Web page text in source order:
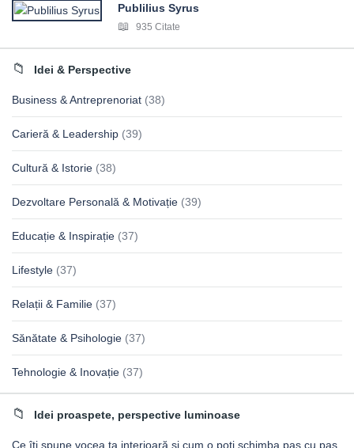
Publilius Syrus
935 Citate
Idei & Perspective
Business & Antreprenoriat (38)
Carieră & Leadership (39)
Cultură & Istorie (38)
Dezvoltare Personală & Motivație (39)
Educație & Inspirație (37)
Lifestyle (37)
Relații & Familie (37)
Sănătate & Psihologie (37)
Tehnologie & Inovație (37)
Idei proaspete, perspective luminoase
Ce îți spune vocea ta interioară și cum o poți schimba pas cu pas